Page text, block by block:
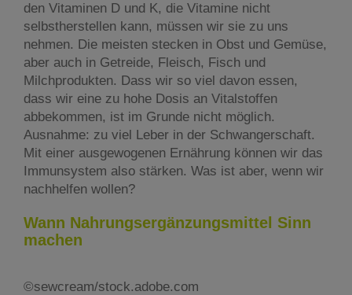
den Vitaminen D und K, die Vitamine nicht
selbstherstellen kann, müssen wir sie zu uns
nehmen. Die meisten stecken in Obst und Gemüse,
aber auch in Getreide, Fleisch, Fisch und
Milchprodukten. Dass wir so viel davon essen,
dass wir eine zu hohe Dosis an Vitalstoffen
abbekommen, ist im Grunde nicht möglich.
Ausnahme: zu viel Leber in der Schwangerschaft.
Mit einer ausgewogenen Ernährung können wir das
Immunsystem also stärken. Was ist aber, wenn wir
nachhelfen wollen?
Wann Nahrungsergänzungsmittel Sinn
machen
©sewcream/stock.adobe.com